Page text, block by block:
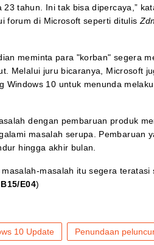
tahun. Ini tak bisa dipercaya,”
forum di Microsoft seperti ditulis
meminta para "korban" segera
Melalui juru bicaranya, Microsoft
Windows 10 untuk menunda
dengan pembaruan produk
masalah serupa. Pembaruan
hingga akhir bulan.
masalah itu segera teratasi
E04)
10 Update Penundaan